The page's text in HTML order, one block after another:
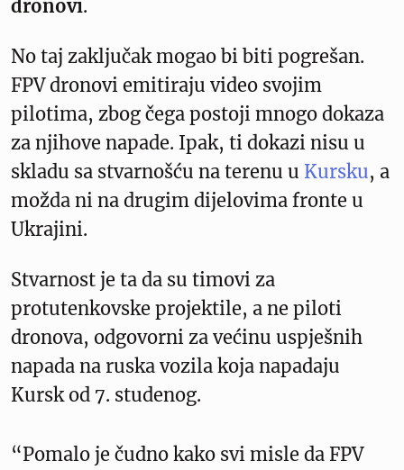
dronovi.
No taj zaključak mogao bi biti pogrešan.
FPV dronovi emitiraju video svojim
pilotima, zbog čega postoji mnogo dokaza
za njihove napade. Ipak, ti dokazi nisu u
skladu sa stvarnošću na terenu u Kursku, a
možda ni na drugim dijelovima fronte u
Ukrajini.
Stvarnost je ta da su timovi za
protutenkovske projektile, a ne piloti
dronova, odgovorni za većinu uspješnih
napada na ruska vozila koja napadaju
Kursk od 7. studenog.
“Pomalo je čudno kako svi misle da FPV